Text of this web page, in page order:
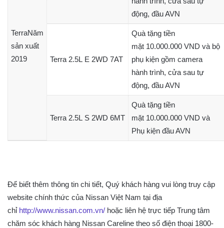
TerraNăm
sản xuất
2019
động, đầu AVN
Terra 2.5L E 2WD 7AT
Quà tặng tiền
mặt 10.000.000 VND và bộ
phụ kiện gồm camera
hành trình, cửa sau tự
động, đầu AVN
Terra 2.5L S 2WD 6MT
Quà tặng tiền
mặt 10.000.000 VND và
Phụ kiện đầu AVN
Để biết thêm thông tin chi tiết, Quý khách hàng vui lòng truy cập
website chính thức của Nissan Việt Nam tại địa
chỉ http://www.nissan.com.vn/ hoặc liên hệ trực tiếp Trung tâm
chăm sóc khách hàng Nissan Careline theo số điện thoại 1800-